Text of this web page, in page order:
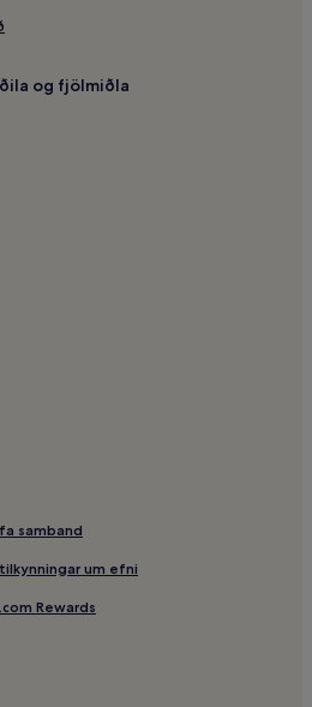
og fjölmiðla
samband
um efni
Rewards